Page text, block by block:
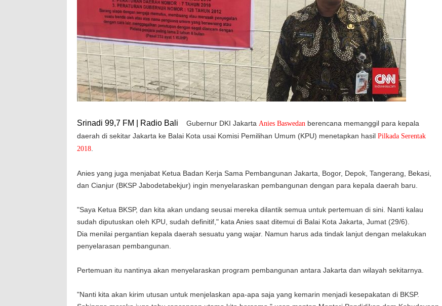
Srinadi 99,7 FM | Radio Bali Gubernur DKI Jakarta Anies Baswedan berencana memanggil para kepala
daerah di sekitar Jakarta ke Balai Kota usai Komisi Pemilihan Umum (KPU) menetapkan hasil Pilkada Serentak
2018.
Anies yang juga menjabat Ketua Badan Kerja Sama Pembangunan Jakarta, Bogor, Depok, Tangerang, Bekasi,
dan Cianjur (BKSP Jabodetabekjur) ingin menyelaraskan pembangunan dengan para kepala daerah baru.
"Saya Ketua BKSP, dan kita akan undang seusai mereka dilantik semua untuk pertemuan di sini. Nanti kalau
sudah diputuskan oleh KPU, sudah definitif," kata Anies saat ditemui di Balai Kota Jakarta, Jumat (29/6).
Dia menilai pergantian kepala daerah sesuatu yang wajar. Namun harus ada tindak lanjut dengan melakukan
penyelarasan pembangunan.
Pertemuan itu nantinya akan menyelaraskan program pembangunan antara Jakarta dan wilayah sekitarnya.
"Nanti kita akan kirim utusan untuk menjelaskan apa-apa saja yang kemarin menjadi kesepakatan di BKSP.